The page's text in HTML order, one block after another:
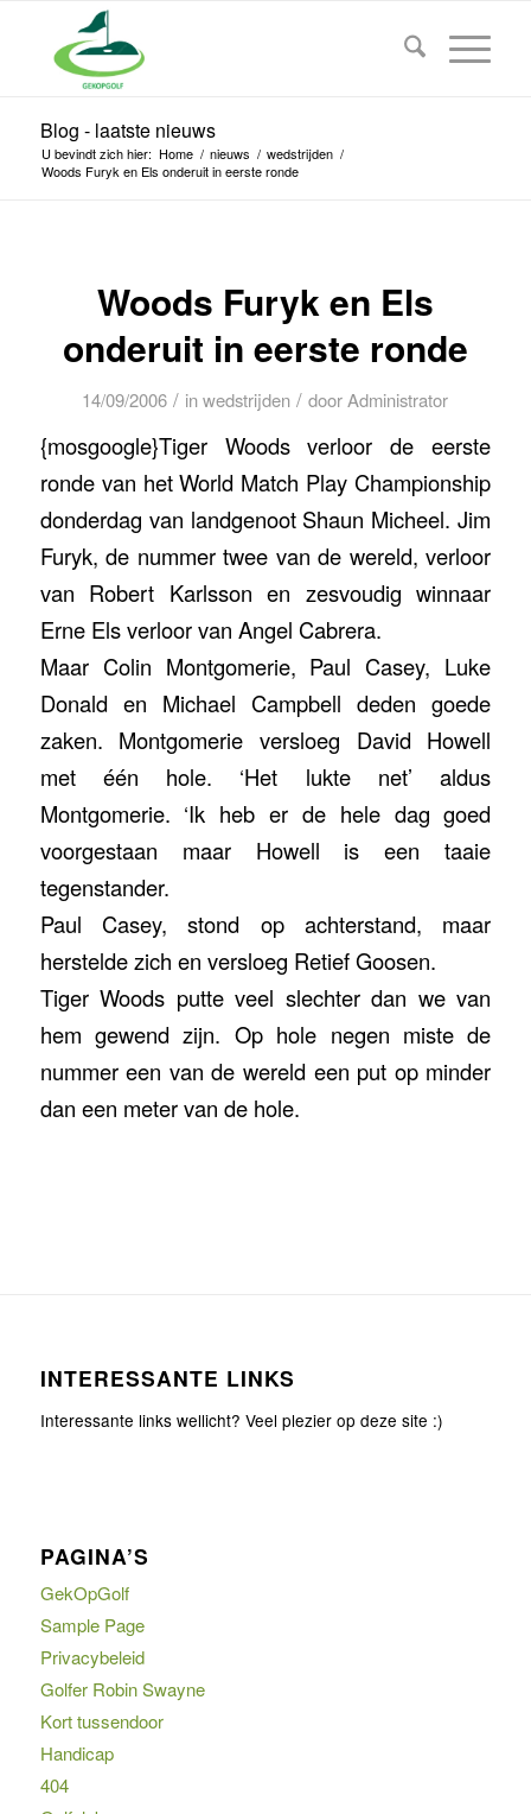
Blog - laatste nieuws
U bevindt zich hier: Home / nieuws / wedstrijden /
Woods Furyk en Els onderuit in eerste ronde
Woods Furyk en Els
onderuit in eerste ronde
14/09/2006 / inwedstrijden / door Administrator
{mosgoogle}Tiger Woods verloor de eerste
ronde van het World Match Play Championship
donderdag van landgenoot Shaun Micheel. Jim
Furyk, de nummer twee van de wereld, verloor
van Robert Karlsson en zesvoudig winnaar
Erne Els verloor van Angel Cabrera.
Maar Colin Montgomerie, Paul Casey, Luke
Donald en Michael Campbell deden goede
zaken. Montgomerie versloeg David Howell
met één hole. ‘Het lukte net’ aldus
Montgomerie. ‘Ik heb er de hele dag goed
voorgestaan maar Howell is een taaie
tegenstander.
Paul Casey, stond op achterstand, maar
herstelde zich en versloeg Retief Goosen.
Tiger Woods putte veel slechter dan we van
hem gewend zijn. Op hole negen miste de
nummer een van de wereld een put op minder
dan een meter van de hole.
INTERESSANTE LINKS
Interessante links wellicht? Veel plezier op deze site :)
PAGINA’S
GekOpGolf
Sample Page
Privacybeleid
Golfer Robin Swayne
Kort tussendoor
Handicap
404